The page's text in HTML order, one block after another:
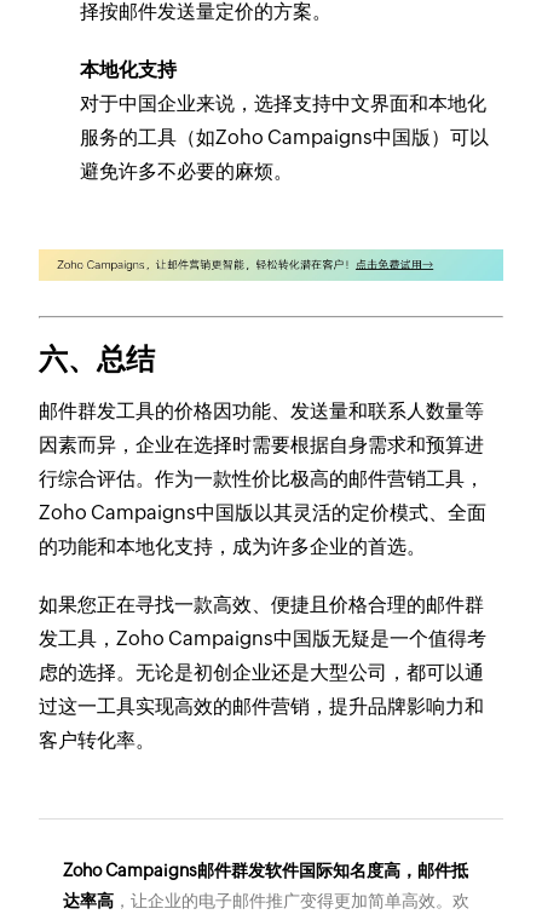
择按邮件发送量定价的方案。
本地化支持
对于中国企业来说，选择支持中文界面和本地化
服务的工具（如Zoho Campaigns中国版）可以
避免许多不必要的麻烦。
六、总结
邮件群发工具的价格因功能、发送量和联系人数量等
因素而异，企业在选择时需要根据自身需求和预算进
行综合评估。作为一款性价比极高的邮件营销工具，
Zoho Campaigns中国版以其灵活的定价模式、全面
的功能和本地化支持，成为许多企业的首选。
如果您正在寻找一款高效、便捷且价格合理的邮件群
发工具，Zoho Campaigns中国版无疑是一个值得考
虑的选择。无论是初创企业还是大型公司，都可以通
过这一工具实现高效的邮件营销，提升品牌影响力和
客户转化率。
Zoho Campaigns邮件群发软件国际知名度高，邮件抵
达率高，让企业的电子邮件推广变得更加简单高效。欢